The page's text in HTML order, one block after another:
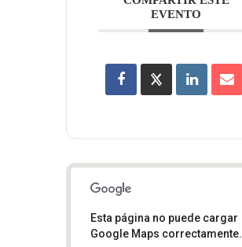
EVENTO
Esta página no puede cargar
Google Maps correctamente.